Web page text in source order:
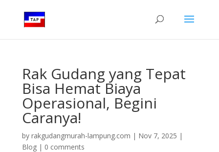
Rak Gudang yang Tepat
Bisa Hemat Biaya
Operasional, Begini
Caranya!
by rakgudangmurah-lampung.com | Nov 7, 2025 |
Blog| 0 comments